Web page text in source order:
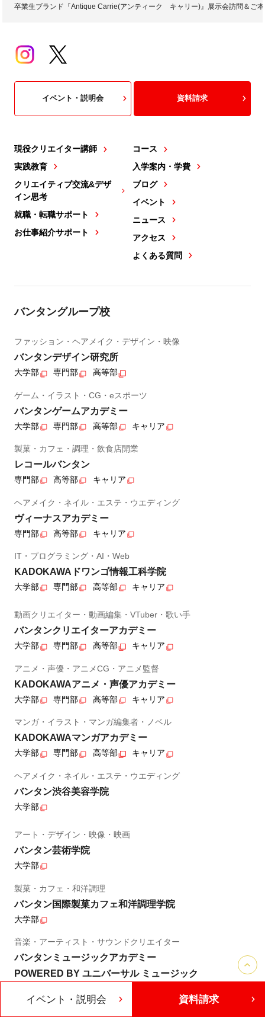
卒業生ブランド『Antique Carrie(アンティーク キャリー)』展示会訪問＆ご
現役クリエイター講師
実践教育
クリエイティブ交流&デザ
イン思考
就職・転職サポート
お仕事紹介サポート
コース
入学案内・学費
ブログ
イベント
ニュース
アクセス
よくある質問
イベント・説明会 資料請求
バンタングループ校
ファッション・ヘアメイク・デザイン・映像
バンタンデザイン研究所
大学部 専門部 高等部
ゲーム・イラスト・CG・eスポーツ
バンタンゲームアカデミー
大学部 専門部 高等部 キャリア
製菓・カフェ・調理・飲食店開業
レコールバンタン
専門部 高等部 キャリア
ヘアメイク・ネイル・エステ・ウエディング
ヴィーナスアカデミー
専門部 高等部 キャリア
IT・プログラミング・AI・Web
KADOKAWAドワンゴ情報工科学院
大学部 専門部 高等部 キャリア
動画クリエイター・動画編集・VTuber・歌い手
バンタンクリエイターアカデミー
大学部 専門部 高等部 キャリア
アニメ・声優・アニメCG・アニメ監督
KADOKAWAアニメ・声優アカデミー
大学部 専門部 高等部 キャリア
マンガ・イラスト・マンガ編集者・ノベル
KADOKAWAマンガアカデミー
大学部 専門部 高等部 キャリア
ヘアメイク・ネイル・エステ・ウエディング
バンタン渋谷美容学院
大学部
アート・デザイン・映像・映画
バンタン芸術学院
大学部
製菓・カフェ・和洋調理
バンタン国際製菓カフェ和洋調理学院
大学部
音楽・アーティスト・サウンドクリエイター
バンタンミュージックアカデミー
POWERED BY ユニバーサル ミュージック
イベント・説明会 資料請求